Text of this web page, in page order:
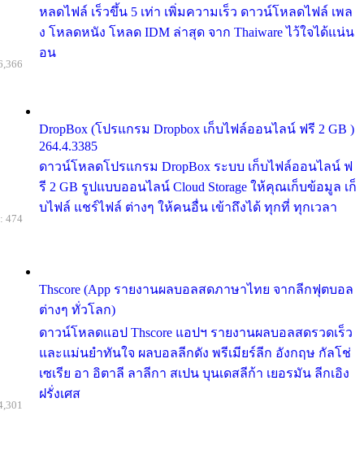
หลดไฟล์ เร็วขึ้น 5 เท่า เพิ่มความเร็ว ดาวน์โหลดไฟล์ เพล
ง โหลดหนัง โหลด IDM ล่าสุด จาก Thaiware ไว้ใจได้แน่น
อน
DropBox (โปรแกรม Dropbox เก็บไฟล์ออนไลน์ ฟรี 2 GB )
264.4.3385
ดาวน์โหลดโปรแกรม DropBox ระบบ เก็บไฟล์ออนไลน์ ฟ
รี 2 GB รูปแบบออนไลน์ Cloud Storage ให้คุณเก็บข้อมูล เก็
บไฟล์ แชร์ไฟล์ ต่างๆ ให้คนอื่น เข้าถึงได้ ทุกที่ ทุกเวลา
Thscore (App รายงานผลบอลสดภาษาไทย จากลีกฟุตบอล
ต่างๆ ทั่วโลก)
ดาวน์โหลดแอป Thscore แอปฯ รายงานผลบอลสดรวดเร็ว
และแม่นยำทันใจ ผลบอลลีกดัง พรีเมียร์ลีก อังกฤษ กัลโช่
เซเรีย อา อิตาลี ลาลีกา สเปน บุนเดสลีก้า เยอรมัน ลีกเอิง
ฝรั่งเศส
474